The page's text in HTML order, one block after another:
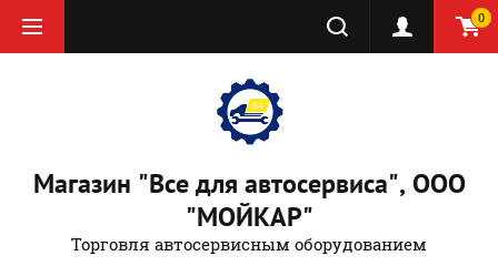
0
Магазин "Все для автосервиса", ООО
"МОЙКАР"
Торговля автосервисным оборудованием